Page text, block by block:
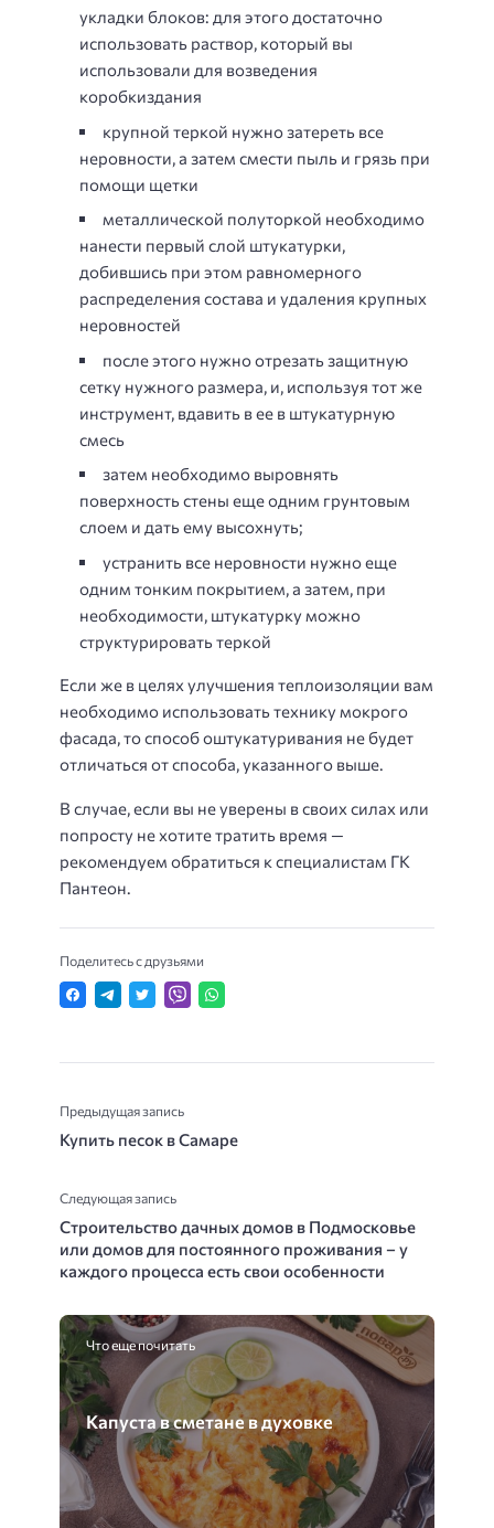
укладки блоков: для этого достаточно
использовать раствор, который вы
использовали для возведения
коробкиздания
крупной теркой нужно затереть все
неровности, а затем смести пыль и грязь при
помощи щетки
металлической полуторкой необходимо
нанести первый слой штукатурки,
добившись при этом равномерного
распределения состава и удаления крупных
неровностей
после этого нужно отрезать защитную
сетку нужного размера, и, используя тот же
инструмент, вдавить в ее в штукатурную
смесь
затем необходимо выровнять
поверхность стены еще одним грунтовым
слоем и дать ему высохнуть;
устранить все неровности нужно еще
одним тонким покрытием, а затем, при
необходимости, штукатурку можно
структурировать теркой
Если же в целях улучшения теплоизоляции вам
необходимо использовать технику мокрого
фасада, то способ оштукатуривания не будет
отличаться от способа, указанного выше.
В случае, если вы не уверены в своих силах или
попросту не хотите тратить время —
рекомендуем обратиться к специалистам ГК
Пантеон.
Поделитесь с друзьями
Предыдущая запись
Купить песок в Самаре
Следующая запись
Строительство дачных домов в Подмосковье
или домов для постоянного проживания – у
каждого процесса есть свои особенности
Что еще почитать
Капуста в сметане в духовке